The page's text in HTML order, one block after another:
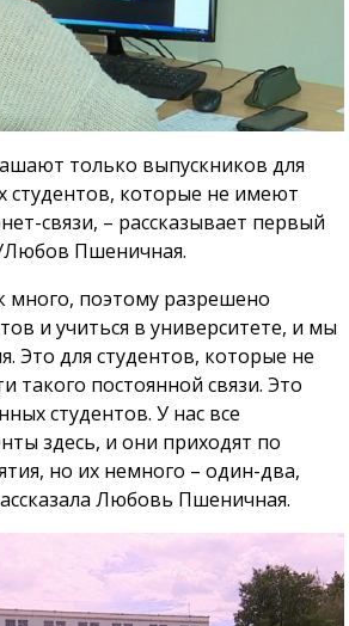
только выпускников для
студентов, которые не имеют
связи, – рассказывает первый
Пшеничная.
много, поэтому разрешено
и учиться в университете, и мы
Это для студентов, которые не
такого постоянной связи. Это
студентов. У нас все
здесь, и они приходят по
но их немного – один-два,
Любовь Пшеничная.